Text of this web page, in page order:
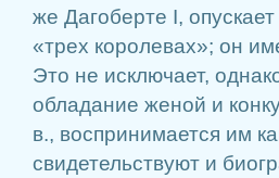
же Дагоберте I,
«трех королевах»; он
Это не исключает,
обладание женой и
в., воспринимается им
свидетельствуют и